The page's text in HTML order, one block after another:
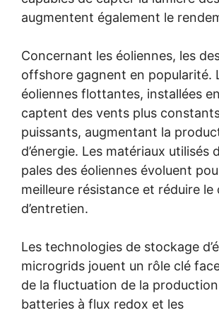
augmentent également le
Concernant les éoliennes, les
offshore gagnent en popularité.
éoliennes flottantes, installées
captent des vents plus
puissants, augmentant la
d’énergie. Les matériaux utilisés
pales des éoliennes évoluent
meilleure résistance et réduire le
d’entretien.
Les technologies de stockage
microgrids jouent un rôle clé
de la fluctuation de la
batteries à flux redox et les